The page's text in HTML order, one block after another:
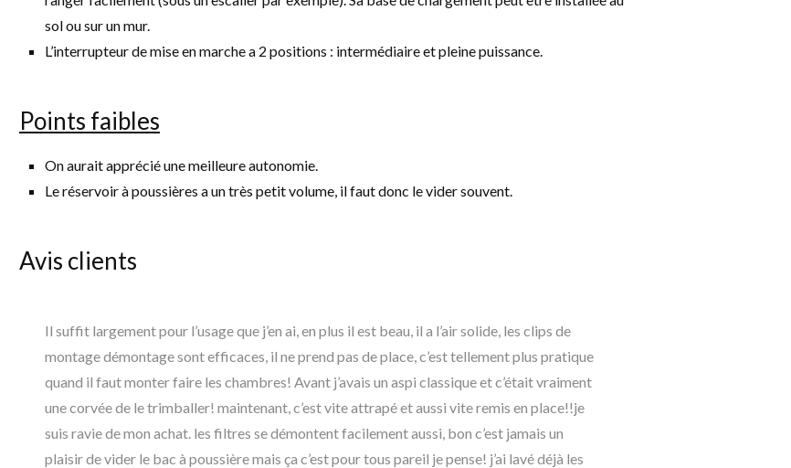
sol ou sur un mur.
L’interrupteur de mise en marche a 2 positions : intermédiaire et pleine puissance.
Points faibles
On aurait apprécié une meilleure autonomie.
Le réservoir à poussières a un très petit volume, il faut donc le vider souvent.
Avis clients
Il suffit largement pour l’usage que j’en ai, en plus il est beau, il a l’air solide, les clips de
montage démontage sont efficaces, il ne prend pas de place, c’est tellement plus pratique
quand il faut monter faire les chambres! Avant j’avais un aspi classique et c’était vraiment
une corvée de le trimballer! maintenant, c’est vite attrapé et aussi vite remis en place!!je
suis ravie de mon achat. les filtres se démontent facilement aussi, bon c’est jamais un
plaisir de vider le bac à poussière mais ça c’est pour tous pareil je pense! j’ai lavé déjà les